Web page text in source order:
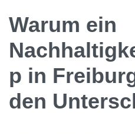
Warum ein
p in
den